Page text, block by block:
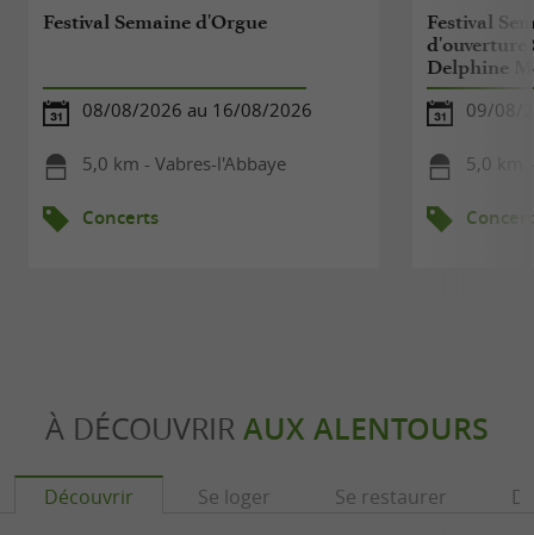
Festival Semaine d'Orgue
08/08/2026 au 16/08/2026
5,0 km - Vabres-l'Abbaye
Concerts
Festival
d'ouverture
Delphine
09/08/
5,0 km
À DÉCOUVRIR AUX ALENTOURS
Découvrir Se loger Se restaurer